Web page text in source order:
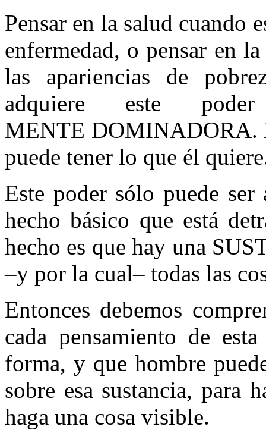
Pensar en la salud cuando
enfermedad, o pensar en
las apariencias de
adquiere este
MENTE DOMINADORA.
puede tener lo que él
Este poder sólo puede
hecho básico que está
hecho es que hay una
–y por la cual– todas las
Entonces debemos
cada pensamiento de
forma, y que hombre
sobre esa sustancia, para
haga una cosa visible.